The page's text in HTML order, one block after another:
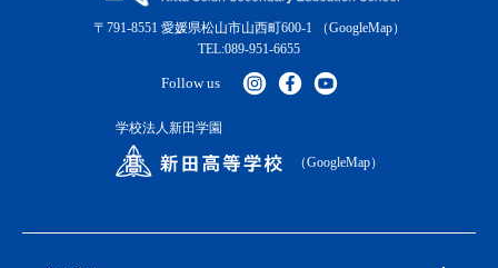
〒791-8551 愛媛県松山市山西町600-1
（GoogleMap）
TEL:089-951-6655
Follow us
学校法人新田学園
（GoogleMap）